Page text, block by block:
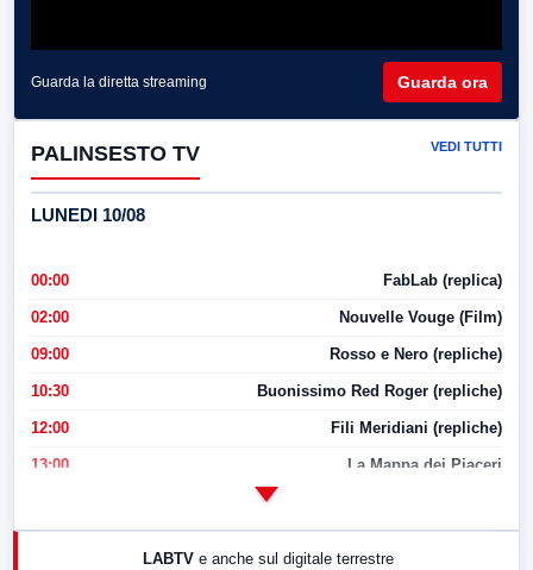
Guarda la diretta streaming Guarda ora
PALINSESTO TV VEDI TUTTI
LUNEDI 10/08
00:00 FabLab (replica)
02:00 Nouvelle Vouge (Film)
09:00 Rosso e Nero (repliche)
10:30 Buonissimo Red Roger (repliche)
12:00 Fili Meridiani (repliche)
13:00 La Mappa dei Piaceri
17:00 LabNews (replica)
LABTV e anche sul digitale terrestre